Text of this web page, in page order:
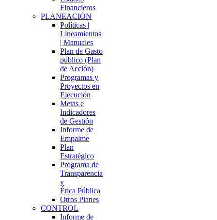
Financieros
PLANEACIÓN
Políticas |
Lineamientos
| Manuales
Plan de Gasto
público (Plan
de Acción)
Programas y
Proyectos en
Ejecución
Metas e
Indicadores
de Gestión
Informe de
Empalme
Plan
Estratégico
Programa de
Transparencia
y
Ética Pública
Otros Planes
CONTROL
Informe de